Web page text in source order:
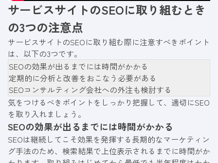
サービスサイトのSEOに取り組むとき
の3つの注意点
サービスサイトのSEOに取り組む際に注意すべきポイント
は、以下の3つです。
SEOの効果が出るまでには時間がかかる
定期的に分析と改善をおこなう必要がある
SEOコンサルティング会社への外注も検討する
気をつけるべきポイントをしっかり把握して、適切にSEO
を取り入れましょう。
SEOの効果が出るまでには時間がかかる
SEOは継続してこそ効果を発揮する長期的なマーケティン
グ手法のため、検索結果で上位表示されるまでに時間がか